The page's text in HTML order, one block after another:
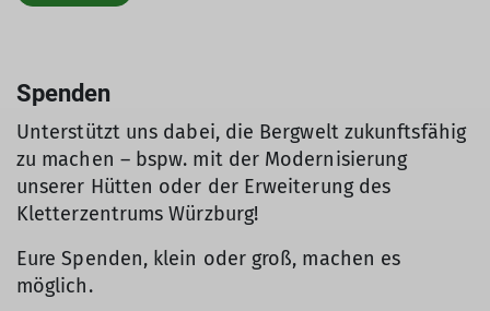
Spenden
Unterstützt uns dabei, die Bergwelt zukunftsfähig
zu machen – bspw. mit der Modernisierung
unserer Hütten oder der Erweiterung des
Kletterzentrums Würzburg!​
Eure Spenden, klein oder groß, machen es
möglich.